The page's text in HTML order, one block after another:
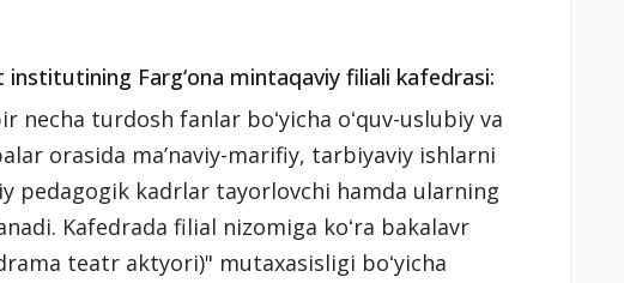
institutining Farg‘ona mintaqaviy filiali kafedrasi:
necha turdosh fanlar boʻyicha oʻquv-uslubiy va
orasida maʼnaviy-marifiy, tarbiyaviy ishlarni
pedagogik kadrlar tayorlovchi hamda ularning
Kafedrada filial nizomiga koʻra bakalavr
teatr aktyori)" mutaxasisligi boʻyicha